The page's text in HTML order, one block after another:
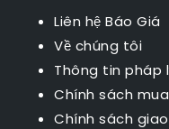
Liên hệ Báo Giá
Về chúng tôi
Thông tin pháp
Chính sách
Chính sách